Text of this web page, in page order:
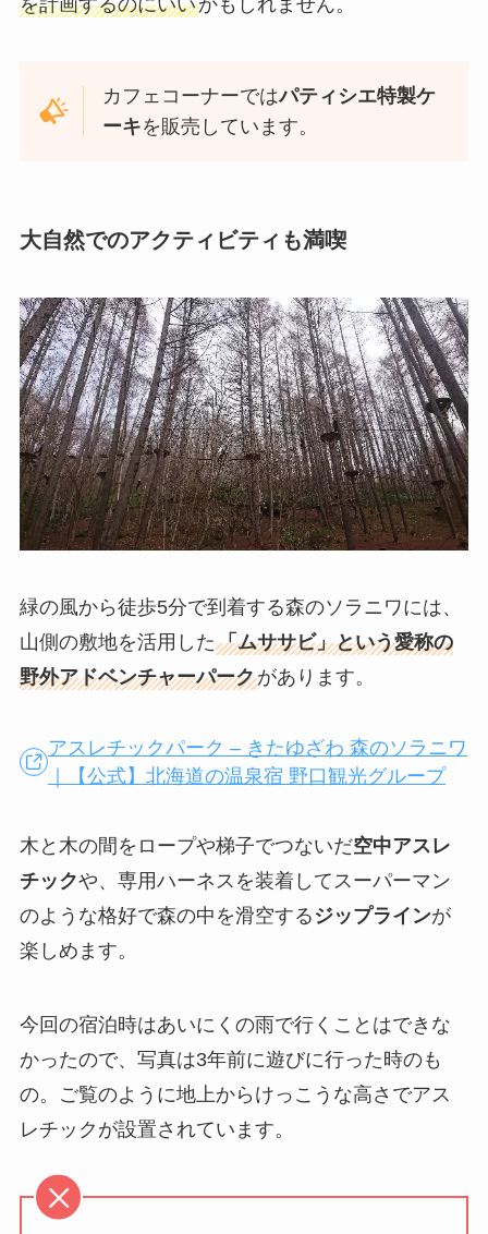
カフェコーナーではパティシエ特製ケ
ーキを販売しています。
大自然でのアクティビティも満喫
緑の風から徒歩5分で到着する森のソラニワには、
山側の敷地を活用した「ムササビ」という愛称の
野外アドベンチャーパークがあります。
アスレチックパーク – きたゆざわ 森のソラニワ
｜【公式】北海道の温泉宿 野口観光グループ
木と木の間をロープや梯子でつないだ空中アスレ
チックや、専用ハーネスを装着してスーパーマン
のような格好で森の中を滑空する ジップラインが
楽しめます。
今回の宿泊時はあいにくの雨で行くことはできな
かったので、写真は3年前に遊びに行った時のも
の。ご覧のように地上からけっこうな高さでアス
レチックが設置されています。